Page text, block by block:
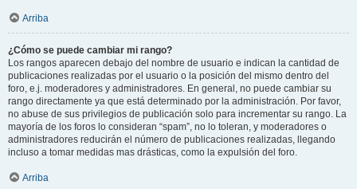
Arriba
¿Cómo se puede cambiar mi rango?
Los rangos aparecen debajo del nombre de usuario e indican la cantidad de
publicaciones realizadas por el usuario o la posición del mismo dentro del
foro, e.j. moderadores y administradores. En general, no puede cambiar su
rango directamente ya que está determinado por la administración. Por favor,
no abuse de sus privilegios de publicación solo para incrementar su rango. La
mayoría de los foros lo consideran “spam”, no lo toleran, y moderadores o
administradores reducirán el número de publicaciones realizadas, llegando
incluso a tomar medidas mas drásticas, como la expulsión del foro.
Arriba